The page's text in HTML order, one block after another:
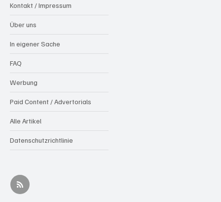
Kontakt / Impressum
Über uns
In eigener Sache
FAQ
Werbung
Paid Content / Advertorials
Alle Artikel
Datenschutzrichtlinie